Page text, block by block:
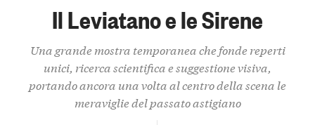
Il Leviatano e le Sirene
Una grande mostra temporanea che fonde reperti
unici, ricerca scientifica e suggestione visiva,
portando ancora una volta al centro della scena le
meraviglie del passato astigiano